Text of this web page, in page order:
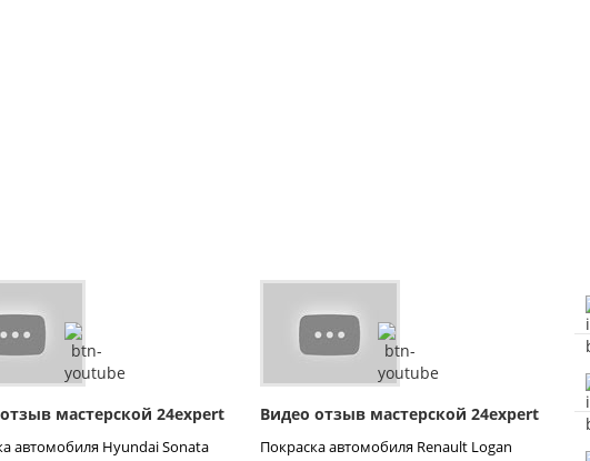
мастерской 24expert
автомобиля Hyundai Sonata
Видео отзыв мастерской 24expert
Покраска автомобиля Renault Logan